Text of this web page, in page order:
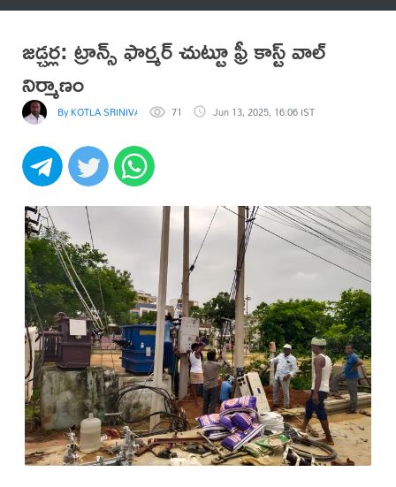
జడ్చర్ల: ట్రాన్స్ ఫార్మర్ చుట్టూ ఫ్రీ కాస్ట్ వాల్
నిర్మాణం
By KOTLA SRINIVASA REDDY
71 Jun 13, 2025, 16:06 IST